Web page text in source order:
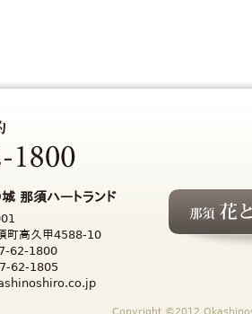
那須ハートランド
町高久甲4588-10
62-1800
62-1805